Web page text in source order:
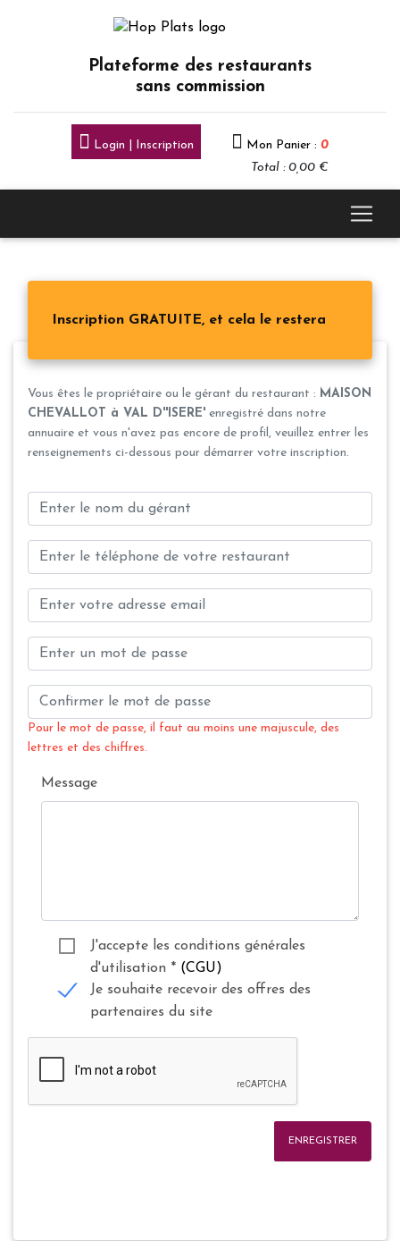
Plateforme des restaurants
sans commission
Login | Inscription Mon Panier : 0
Total : 0,00 €
Inscription GRATUITE, et cela le restera
Vous êtes le propriétaire ou le gérant du restaurant : MAISON
CHEVALLOT à VAL D''ISERE' enregistré dans notre
annuaire et vous n'avez pas encore de profil, veuillez entrer les
renseignements ci-dessous pour démarrer votre inscription.
Pour le mot de passe, il faut au moins une majuscule, des
lettres et des chiffres.
Message
J'accepte les conditions générales
d'utilisation * (CGU)
Je souhaite recevoir des offres des
partenaires du site
ENREGISTRER